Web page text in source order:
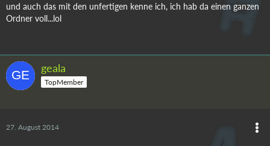
und auch das mit den unfertigen kenne ich, ich hab da einen ganzen
Ordner voll...lol
geala
TopMember
27. August 2014